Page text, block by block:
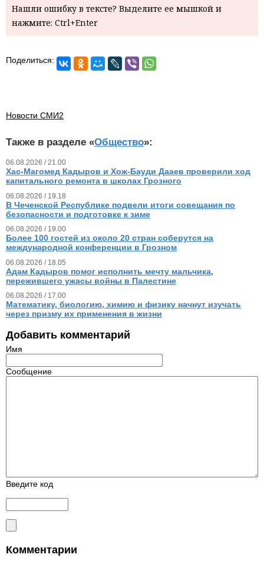
Нашли ошибку в тексте? Выделите ее мышкой и
нажмите: Ctrl+Enter
Поделиться:
Новости СМИ2
Также в разделе «Общество»:
06.08.2026 / 21.00
Хас-Магомед Кадыров и Хож-Бауди Дааев проверили ход
капитального ремонта в школах Грозного
06.08.2026 / 19.18
В Чеченской Республике подвели итоги совещания по
безопасности и подготовке к зиме
06.08.2026 / 19.00
Более 100 гостей из около 20 стран соберутся на
международной конференции в Грозном
06.08.2026 / 18.05
Адам Кадыров помог исполнить мечту мальчика,
пережившего ужасы войны в Палестине
06.08.2026 / 17.00
Математику, биологию, химию и физику начнут изучать
через призму их применения в жизни
Добавить комментарий
Имя
Сообщение
Введите код
Комментарии